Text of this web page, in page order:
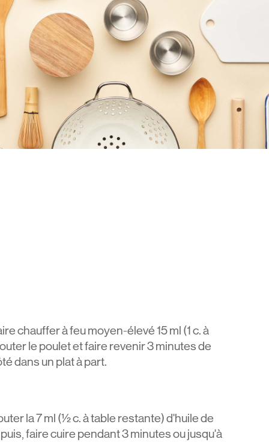
chauffer à feu moyen-élevé 15 ml (1 c. à
le poulet et faire revenir 3 minutes de
dans un plat à part.
la 7 ml (½ c. à table restante) d'huile de
faire cuire pendant 3 minutes ou jusqu'à